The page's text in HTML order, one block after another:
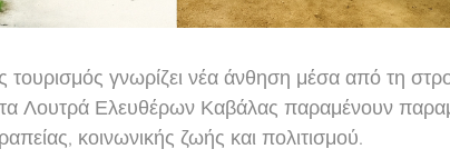
τουρισμός γνωρίζει νέα άνθηση μέσα από τη
τα Λουτρά Ελευθέρων Καβάλας παραμένουν
κοινωνικής ζωής και πολιτισμού.